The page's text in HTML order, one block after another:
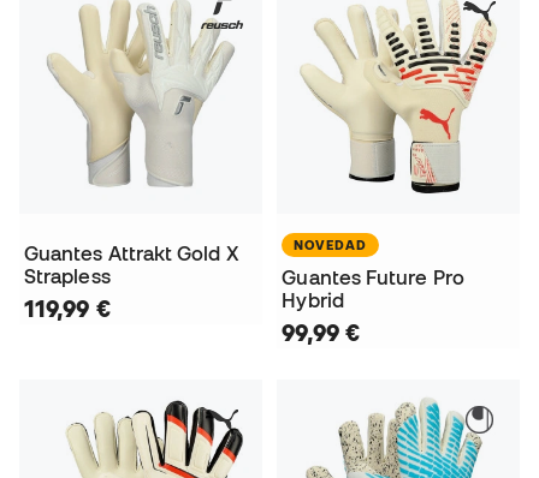
Guantes Attrakt Gold X
Strapless
119,99 €
NOVEDAD
Guantes Future Pro
Hybrid
99,99 €